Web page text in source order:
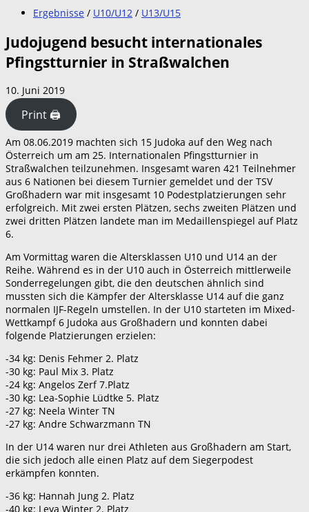
Ergebnisse / U10/U12 / U13/U15
Judojugend besucht internationales
Pfingstturnier in Straßwalchen
10. Juni 2019
Print 🖨
Am 08.06.2019 machten sich 15 Judoka auf den Weg nach
Österreich um am 25. Internationalen Pfingstturnier in
Straßwalchen teilzunehmen. Insgesamt waren 421 Teilnehmer
aus 6 Nationen bei diesem Turnier gemeldet und der TSV
Großhadern war mit insgesamt 10 Podestplatzierungen sehr
erfolgreich. Mit zwei ersten Plätzen, sechs zweiten Plätzen und
zwei dritten Plätzen landete man im Medaillenspiegel auf Platz
6.
Am Vormittag waren die Altersklassen U10 und U14 an der
Reihe. Während es in der U10 auch in Österreich mittlerweile
Sonderregelungen gibt, die den deutschen ähnlich sind
mussten sich die Kämpfer der Altersklasse U14 auf die ganz
normalen IJF-Regeln umstellen. In der U10 starteten im Mixed-
Wettkampf 6 Judoka aus Großhadern und konnten dabei
folgende Platzierungen erzielen:
-34 kg: Denis Fehmer 2. Platz
-30 kg: Paul Mix 3. Platz
-24 kg: Angelos Zerf 7.Platz
-30 kg: Lea-Sophie Lüdtke 5. Platz
-27 kg: Neela Winter TN
-27 kg: Andre Schwarzmann TN
In der U14 waren nur drei Athleten aus Großhadern am Start,
die sich jedoch alle einen Platz auf dem Siegerpodest
erkämpfen konnten.
-36 kg: Hannah Jung 2. Platz
-40 kg: Leya Winter 2. Platz